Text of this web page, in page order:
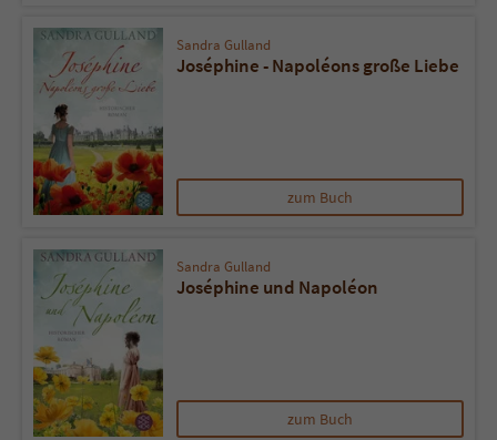
Sandra Gulland
Joséphine - Napoléons große Liebe
zum Buch
Sandra Gulland
Joséphine und Napoléon
zum Buch